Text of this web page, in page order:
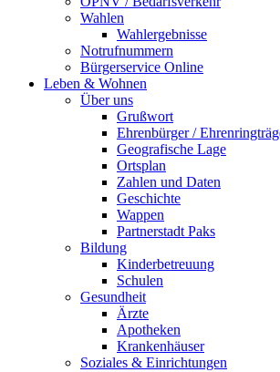
Wahlen
Wahlergebnisse
Notrufnummern
Bürgerservice Online
Leben & Wohnen
Über uns
Grußwort
Ehrenbürger /
Geografische Lage
Ortsplan
Zahlen und Daten
Geschichte
Wappen
Partnerstadt Paks
Bildung
Kinderbetreuung
Schulen
Gesundheit
Ärzte
Apotheken
Krankenhäuser
Soziales & Einrichtungen